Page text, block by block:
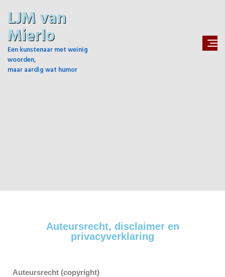
LJM van
Mierlo
Een kunstenaar met weinig
woorden,
Auteursrecht, disclaimer en
privacyverklaring
Auteursrecht (copyright)